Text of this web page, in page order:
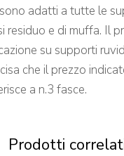
sono adatti a tutte le
residuo e di muffa. Il
su supporti
che il prezzo
a n.3 fasce.
Prodotti